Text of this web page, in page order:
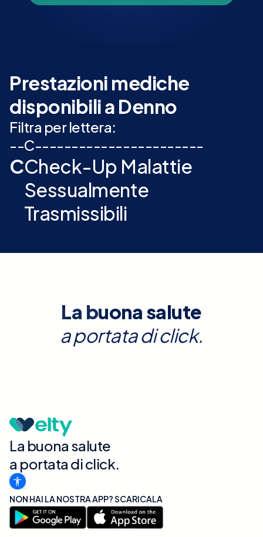
Prestazioni mediche
disponibili a Denno
Filtra per lettera:
--C-----------------------
CCheck-Up Malattie
Sessualmente
Trasmissibili
La buona salute
a portata di click.
La buona salute
a portata di click.
NON HAI LA NOSTRA APP? SCARICALA